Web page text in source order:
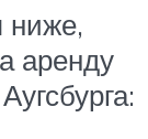
ниже,
аренду